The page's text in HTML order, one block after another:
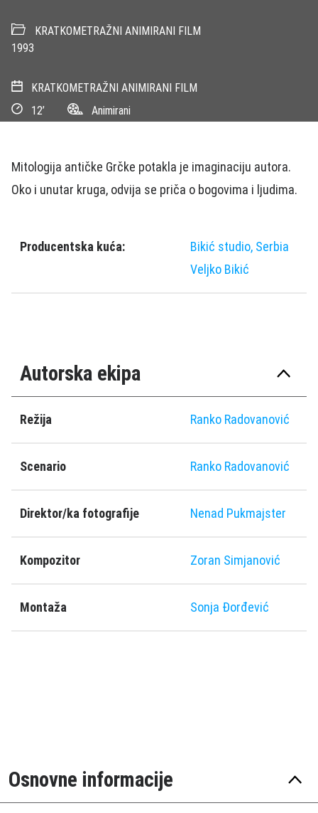
KRATKOMETRAŽNI ANIMIRANI FILM
1993
KRATKOMETRAŽNI ANIMIRANI FILM
12’
Animirani
Mitologija antičke Grčke potakla je imaginaciju autora.
Oko i unutar kruga, odvija se priča o bogovima i ljudima.
Producentska kuća:
Bikić studio, Serbia
Veljko Bikić
Autorska ekipa
Režija Ranko Radovanović
Scenario Ranko Radovanović
Direktor/ka fotografije Nenad Pukmajster
Kompozitor Zoran Simjanović
Montaža Sonja Đorđević
Osnovne informacije